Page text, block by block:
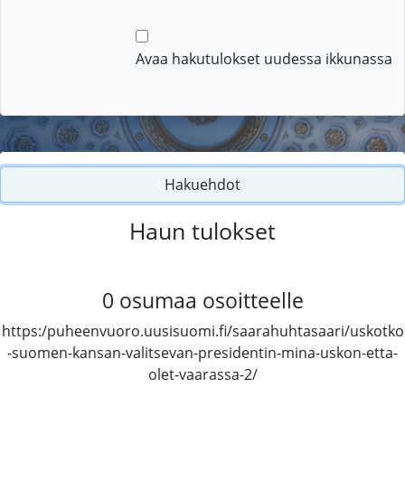
Avaa hakutulokset uudessa ikkunassa
Hakuehdot
Haun tulokset
0 osumaa osoitteelle
https:/puheenvuoro.uusisuomi.fi/saarahuhtasaari/uskotko
-suomen-kansan-valitsevan-presidentin-mina-uskon-etta-
olet-vaarassa-2/